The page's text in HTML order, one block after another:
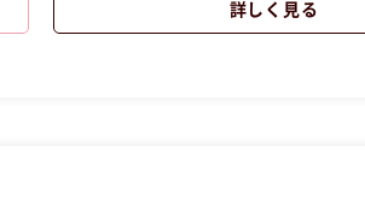
！ ③サロンワークの研修 ④デビュー！ 【昼職・転職・
ス業の昼職へ転職したい方の求人です。
詳しく見る